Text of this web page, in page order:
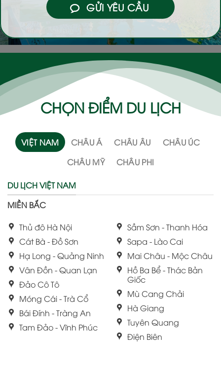
GỬI YÊU CẦU
CHỌN ĐIỂM DU LỊCH
VIỆT NAM CHÂU Á CHÂU ÂU
CHÂU ÚC
CHÂU MỸ
CHÂU PHI
DU LỊCH VIỆT NAM
MIỀN BẮC
Thủ đô Hà Nội
Cát Bà - Đồ Sơn
Hạ Long - Quảng Ninh
Vân Đồn - Quan Lạn
Đảo Cô Tô
Móng Cái - Trà Cổ
Bái Đính - Tràng An
Tam Đảo - Vĩnh Phúc
Sầm Sơn - Thanh Hóa
Sapa - Lào Cai
Mai Châu - Mộc Châu
Hồ Ba Bể - Thác Bản
Giốc
Mù Cang Chải
Hà Giang
Tuyên Quang
Điện Biên